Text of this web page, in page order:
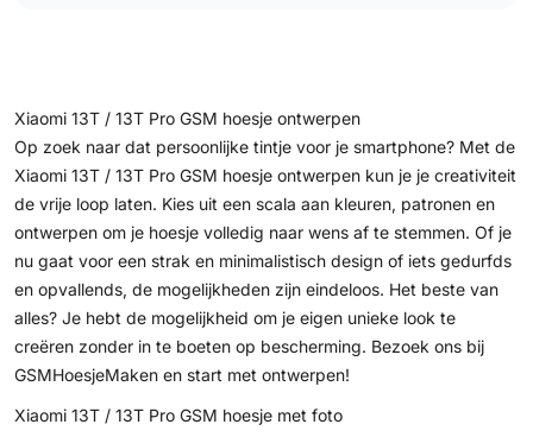
Xiaomi 13T / 13T Pro GSM hoesje ontwerpen
Op zoek naar dat persoonlijke tintje voor je smartphone? Met de
Xiaomi 13T / 13T Pro GSM hoesje ontwerpen kun je je creativiteit
de vrije loop laten. Kies uit een scala aan kleuren, patronen en
ontwerpen om je hoesje volledig naar wens af te stemmen. Of je
nu gaat voor een strak en minimalistisch design of iets gedurfds
en opvallends, de mogelijkheden zijn eindeloos. Het beste van
alles? Je hebt de mogelijkheid om je eigen unieke look te
creëren zonder in te boeten op bescherming. Bezoek ons bij
GSMHoesjeMaken en start met ontwerpen!
Xiaomi 13T / 13T Pro GSM hoesje met foto